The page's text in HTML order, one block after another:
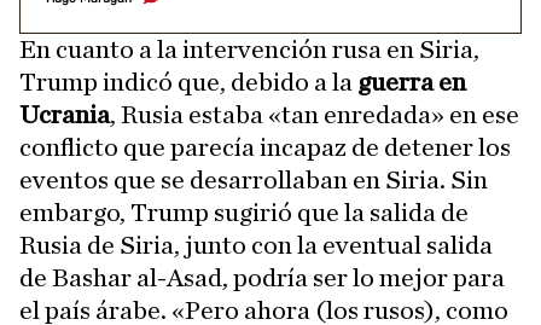
En cuanto a la intervención rusa en Siria,
Trump indicó que, debido a la guerra en
Ucrania, Rusia estaba «tan enredada» en ese
conflicto que parecía incapaz de detener los
eventos que se desarrollaban en Siria. Sin
embargo, Trump sugirió que la salida de
Rusia de Siria, junto con la eventual salida
de Bashar al-Asad, podría ser lo mejor para
el país árabe. «Pero ahora (los rusos), como